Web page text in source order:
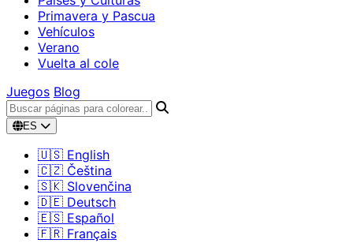
Primavera y Pascua
Vehículos
Verano
Vuelta al cole
Juegos Blog
ES
🇺🇸 English
🇨🇿 Čeština
🇸🇰 Slovenčina
🇩🇪 Deutsch
🇪🇸 Español
🇫🇷 Français